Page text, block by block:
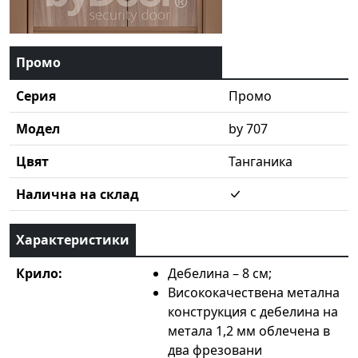
Промо
Серия
Промо
Модел
by 707
Цвят
Танганика
Налична на склад
Характеристики
Крило:
Дебелина – 8 см;
Висококачествена метална
конструкция с дебелина на
метала 1,2 мм облечена в
два фрезовани